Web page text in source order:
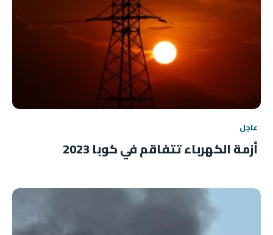
عاجل
أزمة الكهرباء تتفاقم في كوبا 2023